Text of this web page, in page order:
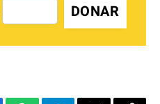
DONAR